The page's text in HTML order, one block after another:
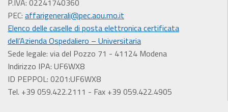
P.IVA: 02241740360
PEC: affarigenerali@pec.aou.mo.it
Elenco delle caselle di posta elettronica certificata
dell’Azienda Ospedaliero – Universitaria
Sede legale: via del Pozzo 71 - 41124 Modena
Indirizzo IPA: UF6WX8
ID PEPPOL: 0201:UF6WX8
Tel. +39 059.422.2111 - Fax +39 059.422.4905